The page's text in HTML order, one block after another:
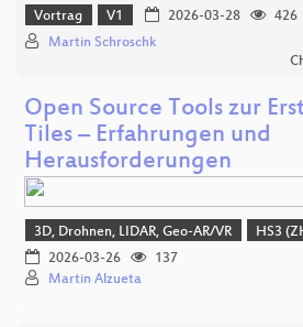
Vortrag V1 2026-03-28
426
Martin Schroschk
Open Source Tools zur
Tiles – Erfahrungen und
Herausforderungen
3D, Drohnen, LIDAR, Geo-AR/VR
HS3
2026-03-26
137
Martin Alzueta